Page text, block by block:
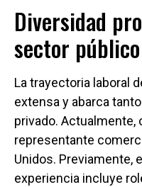
Diversidad
sector
La trayectoria laboral
extensa y abarca
privado. Actualmente,
representante
Unidos. Previamente,
experiencia incluye